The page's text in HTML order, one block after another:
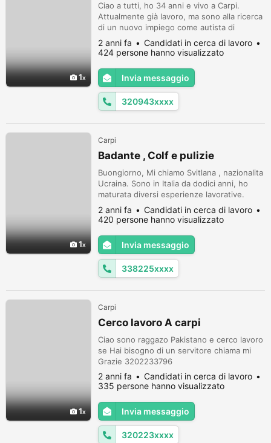
1
Ciao a tutti, ho 34 anni e vivo a Carpi.
Attualmente già lavoro, ma sono alla ricerca
di un nuovo impiego come autista di
patente B con contratto regolare fino al
raggiungimento di un indeterminato... no
magazziniere e/o operaio. Per ulteriori info
scrivetemi in privato Grazie
2 anni fa
Candidati in cerca di lavoro
424 persone hanno visualizzato
Invia messaggio
320943xxxx
1
Carpi
Badante , Colf e pulizie
Buongiorno, Mi chiamo Svitlana , nazionalita
Ucraina. Sono in Italia da dodici anni, ho
maturata diversi esperienze lavorative.
Cerco lavoro come collaboratrice
domestica,assistenza alla famiglia, babby
sitting, colf, badante servizio assistenza
persona, servizio delle pulizie , con
esperienza pregressa in scuola materna in
Italia. Sono paziente, responsabil...
2 anni fa
Candidati in cerca di lavoro
420 persone hanno visualizzato
Invia messaggio
338225xxxx
1
Carpi
Cerco lavoro A carpi
Ciao sono raggazo Pakistano e cerco lavoro
se Hai bisogno di un servitore chiama mi
Grazie 3202233796
2 anni fa
Candidati in cerca di lavoro
335 persone hanno visualizzato
Invia messaggio
320223xxxx